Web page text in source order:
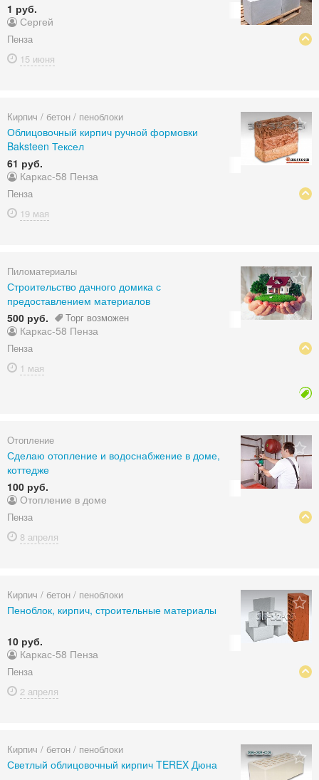
1 руб.
Сергей
Пенза
15 июня
Кирпич / бетон / пеноблоки
Облицовочный кирпич ручной формовки
Baksteen Тексел
61 руб.
Каркас-58 Пенза
Пенза
19 мая
Пиломатериалы
Строительство дачного домика с
предоставлением материалов
500 руб.
Торг возможен
Каркас-58 Пенза
Пенза
1 мая
Отопление
Сделаю отопление и водоснабжение в доме,
коттедже
100 руб.
Отопление в доме
Пенза
8 апреля
Кирпич / бетон / пеноблоки
Пеноблок, кирпич, строительные материалы
10 руб.
Каркас-58 Пенза
Пенза
2 апреля
Кирпич / бетон / пеноблоки
Светлый облицовочный кирпич TEREX Дюна